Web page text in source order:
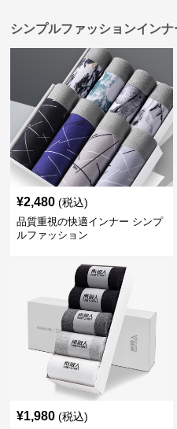
シンプルファッションイン
¥2,480 (税込)
品質重視の快適インナー シンプ
ルファッション
¥1,980 (税込)